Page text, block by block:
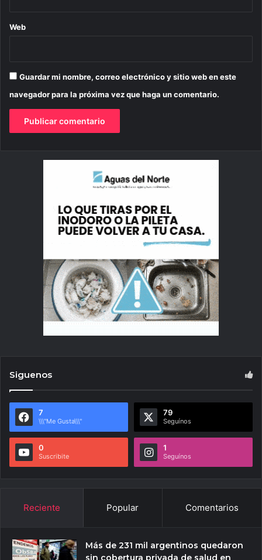
Web
Guardar mi nombre, correo electrónico y sitio web en este
navegador para la próxima vez que haga un comentario.
Siguenos
7
\\\"Me Gusta\\\"
79
Seguínos
0
Suscribite
1
Seguínos
Reciente Popular Comentarios
Más de 231 mil argentinos quedaron
sin cobertura privada de salud en